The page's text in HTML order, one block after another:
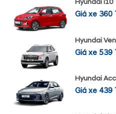
Hyundai i10
Giá xe 360
Hyundai
Giá xe 539
Hyundai
Giá xe 439